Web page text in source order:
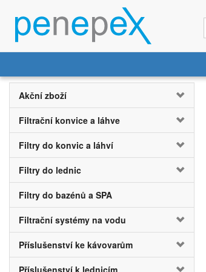
Akční zboží
Filtrační konvice a láhve
Filtry do konvic a láhví
Filtry do lednic
Filtry do bazénů a SPA
Filtrační systémy na vodu
Příslušenství ke kávovarům
Příslušenství k lednicím